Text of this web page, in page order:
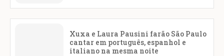
Xuxa e Laura Pausini farão São Paulo
cantar em português, espanhol e
italiano na mesma noite